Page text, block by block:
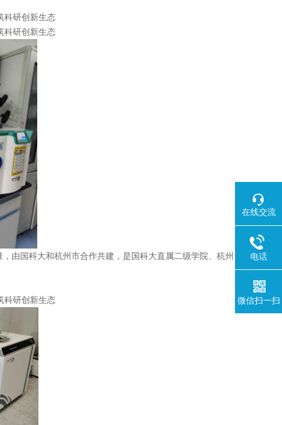
国科大和杭州市合作共建，是国科大直属二级学院、杭州
在线交流
电话
微信扫一扫